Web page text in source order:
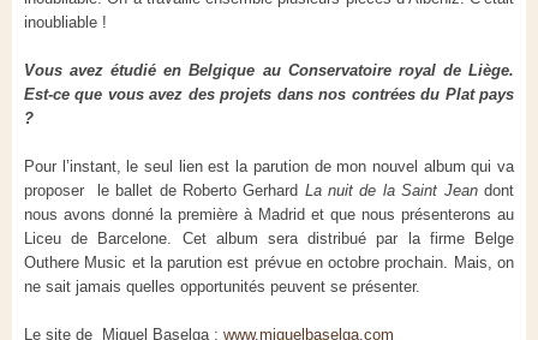
inoubliable !
Vous avez étudié en Belgique au Conservatoire royal de Liège.
Est-ce que vous avez des projets dans nos contrées du Plat pays
?
Pour l’instant, le seul lien est la parution de mon nouvel album qui va
proposer le ballet de Roberto Gerhard La nuit de la Saint Jeandont
nous avons donné la première à Madrid et que nous présenterons au
Liceu de Barcelone. Cet album sera distribué par la firme Belge
Outhere Music et la parution est prévue en octobre prochain. Mais, on
ne sait jamais quelles opportunités peuvent se présenter.
Le site de Miguel Baselga : www.miguelbaselga.com